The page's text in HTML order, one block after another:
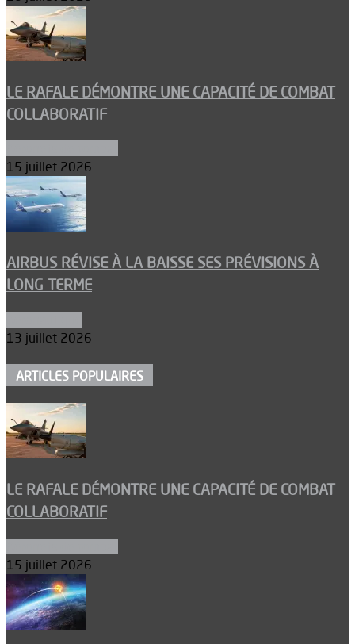
LE RAFALE DÉMONTRE UNE CAPACITÉ DE COMBAT
COLLABORATIF
15 juillet 2026
AIRBUS RÉVISE À LA BAISSE SES PRÉVISIONS À
LONG TERME
13 juillet 2026
ARTICLES POPULAIRES
LE RAFALE DÉMONTRE UNE CAPACITÉ DE COMBAT
COLLABORATIF
15 juillet 2026